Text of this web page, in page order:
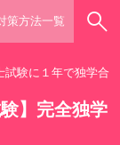
策方法一覧
験に１年で独学合
】完全独学